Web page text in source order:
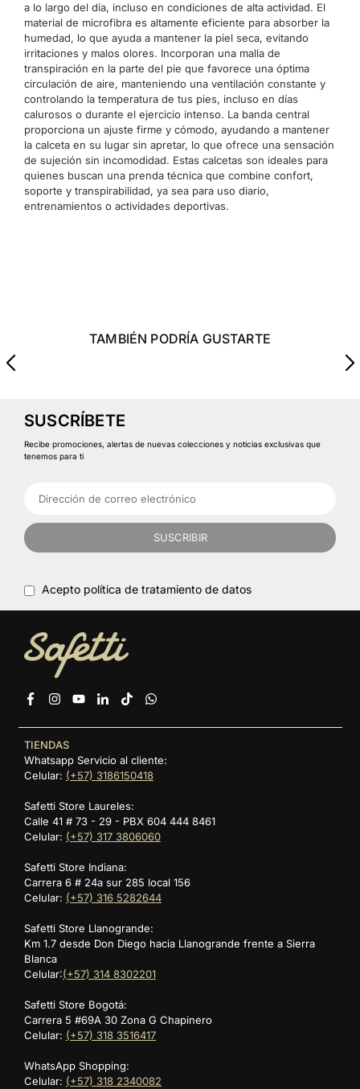
a lo largo del día, incluso en condiciones de alta actividad. El
material de microfibra es altamente eficiente para absorber la
humedad, lo que ayuda a mantener la piel seca, evitando
irritaciones y malos olores. Incorporan una malla de
transpiración en la parte del pie que favorece una óptima
circulación de aire, manteniendo una ventilación constante y
controlando la temperatura de tus pies, incluso en días
calurosos o durante el ejercicio intenso. La banda central
proporciona un ajuste firme y cómodo, ayudando a mantener
la calceta en su lugar sin apretar, lo que ofrece una sensación
de sujeción sin incomodidad. Estas calcetas son ideales para
quienes buscan una prenda técnica que combine confort,
soporte y transpirabilidad, ya sea para uso diario,
entrenamientos o actividades deportivas.
TAMBIÉN PODRÍA GUSTARTE
SUSCRÍBETE
Recibe promociones, alertas de nuevas colecciones y noticias exclusivas que
tenemos para ti
SUSCRIBIR
Acepto política de tratamiento de datos
FacebookInstagram
YouTubeLinkedin
TikTok
TIENDAS
Whatsapp Servicio al cliente:
Celular: (+57) 3186150418
Safetti Store Laureles:
Calle 41 # 73 - 29 - PBX 604 444 8461
Celular: (+57) 317 3806060
Safetti Store Indiana:
Carrera 6 # 24a sur 285 local 156
Celular: (+57) 316 5282644
Safetti Store Llanogrande:
Km 1.7 desde Don Diego hacia Llanogrande frente a Sierra
Blanca
Celular:(+57) 314 8302201
Safetti Store Bogotá:
Carrera 5 #69A 30 Zona G Chapinero
Celular: (+57) 318 3516417
WhatsApp Shopping:
Celular: (+57) 318 2340082